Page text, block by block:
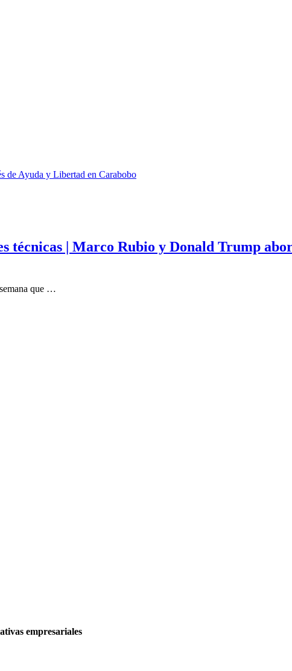
de Ayuda y Libertad en Carabobo
técnicas | Marco Rubio y Donald Trump
que …
empresariales